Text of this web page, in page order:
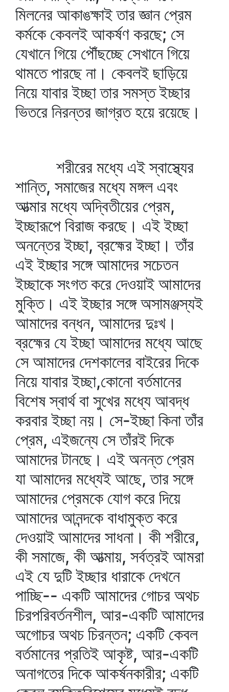
মিলনের আকাঙক্ষাই তার জ্ঞান প্রেম
কর্মকে কেবলই আকর্ষণ করছে; সে
যেখানে গিয়ে পৌঁছচ্ছে সেখানে গিয়ে
থামতে পারছে না। কেবলই ছাড়িয়ে
নিয়ে যাবার ইচ্ছা তার সমস্ত ইচ্ছার
ভিতরে নিরন্তর জাগ্রত হয়ে রয়েছে।
শরীরের মধ্যে এই স্বাস্থ্যের
শান্তি, সমাজের মধ্যে মঙ্গল এবং
আত্মার মধ্যে অদ্বিতীয়ের প্রেম,
ইচ্ছারূপে বিরাজ করছে। এই ইচ্ছা
অনন্তের ইচ্ছা, ব্রহ্মের ইচ্ছা। তাঁর
এই ইচ্ছার সঙ্গে আমাদের সচেতন
ইচ্ছাকে সংগত করে দেওয়াই আমাদের
মুক্তি। এই ইচ্ছার সঙ্গে অসামঞ্জস্যই
আমাদের বন্ধন, আমাদের দুঃখ।
ব্রহ্মের যে ইচ্ছা আমাদের মধ্যে আছে
সে আমাদের দেশকালের বাইরের দিকে
নিয়ে যাবার ইচ্ছা,কোনো বর্তমানের
বিশেষ স্বার্থ বা সুখের মধ্যে আবদ্ধ
করবার ইচ্ছা নয়। সে-ইচ্ছা কিনা তাঁর
প্রেম, এইজন্যে সে তাঁরই দিকে
আমাদের টানছে। এই অনন্ত প্রেম
যা আমাদের মধ্যেই আছে, তার সঙ্গে
আমাদের প্রেমকে যোগ করে দিয়ে
আমাদের আনন্দকে বাধামুক্ত করে
দেওয়াই আমাদের সাধনা। কী শরীরে,
কী সমাজে, কী আত্মায়, সর্বত্রই আমরা
এই যে দুটি ইচ্ছার ধারাকে দেখনে
পাচ্ছি-- একটি আমাদের গোচর অথচ
চিরপরিবর্তনশীল, আর-একটি আমাদের
অগোচর অথচ চিরন্তন; একটি কেবল
বর্তমানের প্রতিই আকৃষ্ট, আর-একটি
অনাগতের দিকে আকর্ষনকারীর; একটি